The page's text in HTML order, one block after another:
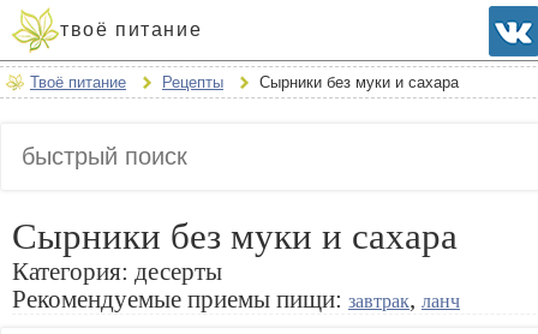
твоё питание
Твоё питание Рецепты Сырники без муки и сахара
Сырники без муки и сахара
Категория: десерты
Рекомендуемые приемы пищи: завтрак, ланч